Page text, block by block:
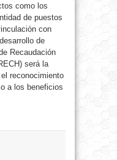
como los
de puestos
con
de
Recaudación
será la
reconocimiento
a los beneficios